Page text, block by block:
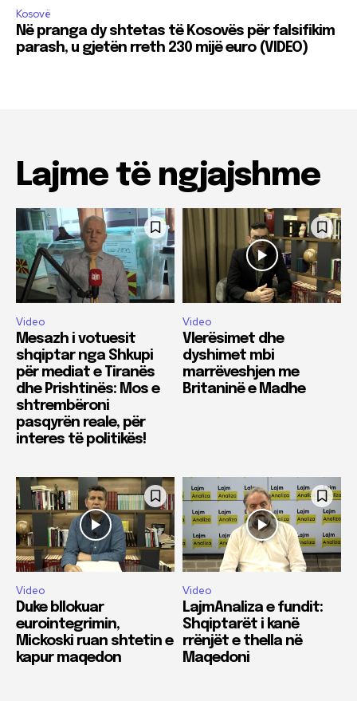
Kosovë
Në pranga dy shtetas të Kosovës për falsifikim
parash, u gjetën rreth 230 mijë euro (VIDEO)
Lajme të ngjajshme
Video
Mesazh i votuesit
shqiptar nga Shkupi
për mediat e Tiranës
dhe Prishtinës: Mos e
shtrembëroni
pasqyrën reale, për
interes të politikës!
Video
Vlerësimet dhe
dyshimet mbi
marrëveshjen me
Britaninë e Madhe
Video
Duke bllokuar
eurointegrimin,
Mickoski ruan shtetin e
kapur maqedon
Video
LajmAnaliza e fundit:
Shqiptarët i kanë
rrënjët e thella në
Maqedoni